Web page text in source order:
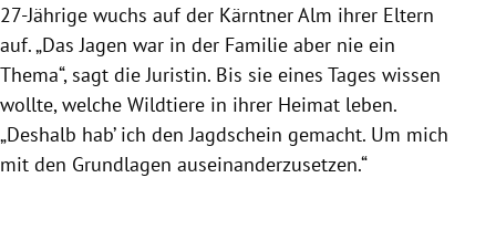
Untermenü
Untermenü
27-Jährige wuchs auf der Kärntner Alm ihrer Eltern
auf. „Das Jagen war in der Familie aber nie ein
Thema“, sagt die Juristin. Bis sie eines Tages wissen
wollte, welche Wildtiere in ihrer Heimat leben.
„Deshalb hab’ ich den Jagdschein gemacht. Um mich
mit den Grundlagen auseinanderzusetzen.“